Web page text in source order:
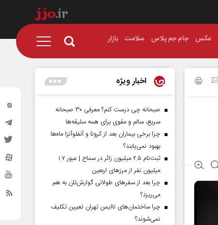
عکس جام جم پلاس سلامت بازار
اخبار ویژه
صبحانه چی درست کنم؟ معرفی ۳۰ صبحانه
سریع، سالم و مقوی برای همه سلیقه‌ها
چرا برخی بیماران بعد از کرونا و آنفلوآنزا ماه‌ها
بهبود نمی‌یابند؟
ثبت‌نام ۲.۵ میلیون زائر در سماح | عبور ۱.۷
میلیون نفر از مرز‌های اربعین
چرا بعد از سفرهای طولانی گوارش‌تان به هم
می‌ریزد؟
چرا ساختمان‌های ناایمن تهران تعیین تکلیف
نمی‌شوند؟